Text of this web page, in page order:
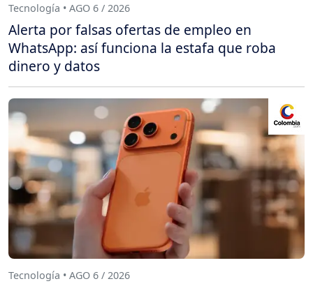
Tecnología • AGO 6 / 2026
Alerta por falsas ofertas de empleo en
WhatsApp: así funciona la estafa que roba
dinero y datos
Tecnología • AGO 6 / 2026